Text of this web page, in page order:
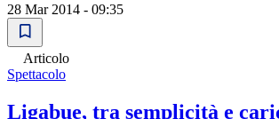
28 Mar 2014 - 09:35
Articolo
Spettacolo
Ligabue, tra semplicità e